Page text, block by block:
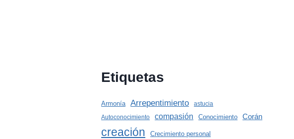
Etiquetas
Armonía Arrepentimiento
astucia
Autoconocimiento
compasión Conocimiento Corán
creación Crecimiento personal